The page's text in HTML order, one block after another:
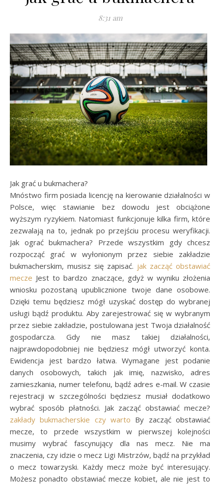
8:31 am
Jak grać u bukmachera?
Mnóstwo firm posiada licencję na kierowanie działalności w
Polsce, więc stawianie bez dowodu jest obciążone
wyższym ryzykiem. Natomiast funkcjonuje kilka firm, które
zezwalają na to, jednak po przejściu procesu weryfikacji.
Jak ograć bukmachera? Przede wszystkim gdy chcesz
rozpocząć grać w wyłonionym przez siebie zakładzie
bukmacherskim, musisz się zapisać. jak zacząć obstawiać
mecze Jest to bardzo znaczące, gdyż w wyniku złożenia
wniosku pozostaną upublicznione twoje dane osobowe.
Dzięki temu będziesz mógł uzyskać dostęp do wybranej
usługi bądź produktu. Aby zarejestrować się w wybranym
przez siebie zakładzie, postulowana jest Twoja działalność
gospodarcza. Gdy nie masz takiej działalności,
najprawdopodobniej nie będziesz mógł utworzyć konta.
Ewidencja jest bardzo łatwa. Wymagane jest podanie
danych osobowych, takich jak imię, nazwisko, adres
zamieszkania, numer telefonu, bądź adres e-mail. W czasie
rejestracji w szczególności będziesz musiał dodatkowo
wybrać sposób płatności. Jak zacząć obstawiać mecze?
zakłady bukmacherskie czy warto By zacząć obstawiać
mecze, to przede wszystkim w pierwszej kolejności
musimy wybrać fascynujący dla nas mecz. Nie ma
znaczenia, czy idzie o mecz Ligi Mistrzów, bądź na przykład
o mecz towarzyski. Każdy mecz może być interesujący.
Możesz ponadto obstawiać mecze kobiet, ale nie jest to